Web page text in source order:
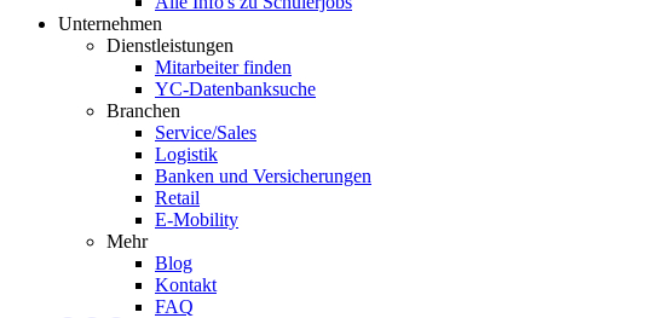
Unternehmen
Dienstleistungen
Mitarbeiter finden
YC-Datenbanksuche
Branchen
Service/Sales
Logistik
Banken und Versicherungen
Retail
E-Mobility
Mehr
Blog
Kontakt
FAQ